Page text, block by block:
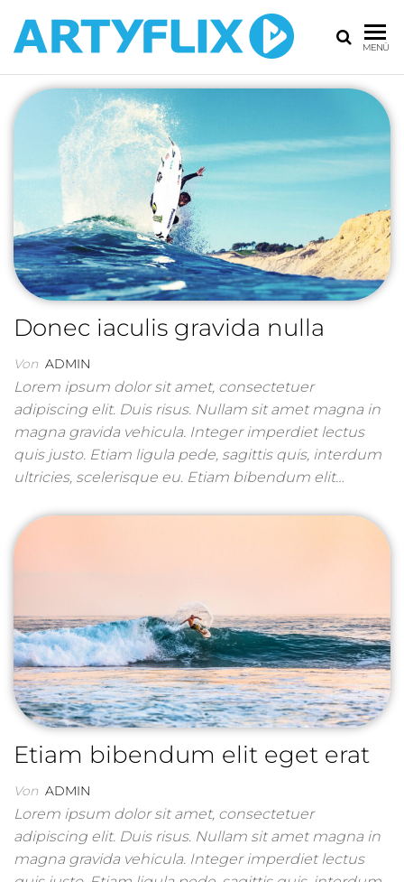
MENÜ
Donec iaculis gravida nulla
Von ADMIN
Lorem ipsum dolor sit amet, consectetuer
adipiscing elit. Duis risus. Nullam sit amet magna in
magna gravida vehicula. Integer imperdiet lectus
quis justo. Etiam ligula pede, sagittis quis, interdum
ultricies, scelerisque eu. Etiam bibendum elit…
Etiam bibendum elit eget erat
Von ADMIN
Lorem ipsum dolor sit amet, consectetuer
adipiscing elit. Duis risus. Nullam sit amet magna in
magna gravida vehicula. Integer imperdiet lectus